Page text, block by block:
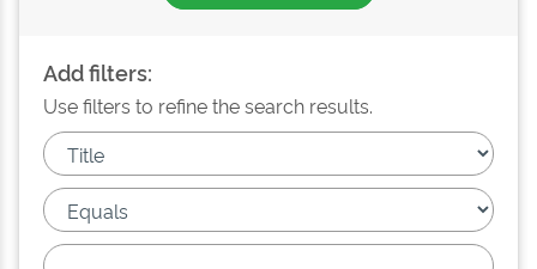
Add filters:
Use filters to refine the search results.